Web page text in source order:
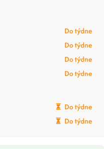
Do týdne
Do týdne
Do týdne
Do týdne
Do týdne
Do týdne